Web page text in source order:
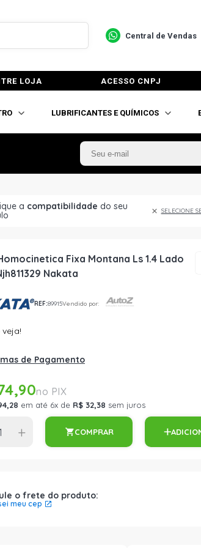
Central de Vendas
LOJA ACESSO CNPJ
LUBRIFICANTES E QUÍMICOS
a compatibilidade do seu
SELECIONE
Fixa Montana Ls 1.4 Lado
Nakata
REF:89915Vendido por:
veja!
de Pagamento
em até 6x de R$ 32,38 sem juros
+ COMPRAR
o frete do produto:
meu cep